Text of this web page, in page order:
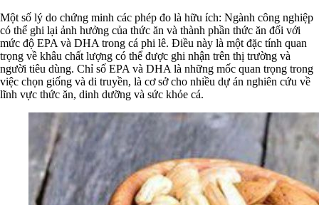
Một số lý do chứng minh các phép đo là hữu ích: Ngành công nghiệp
có thể ghi lại ảnh hưởng của thức ăn và thành phần thức ăn đối với
mức độ EPA và DHA trong cá phi lê. Điều này là một đặc tính quan
trọng về khâu chất lượng có thể được ghi nhận trên thị trường và
người tiêu dùng. Chỉ số EPA và DHA là những mốc quan trọng trong
việc chọn giống và di truyền, là cơ sở cho nhiều dự án nghiên cứu về
lĩnh vực thức ăn, dinh dưỡng và sức khỏe cá.